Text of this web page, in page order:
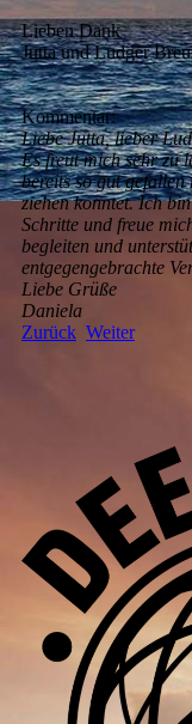
Lieben Dank
Jutta und Ludger
Kommentar:
Liebe Jutta, lieber
Es freut mich sehr zu
bereits so gut
ziehen konntet. Ich
Schritte und freue
begleiten und
entgegengebrachte
Liebe Grüße
Daniela
Zurück Weiter